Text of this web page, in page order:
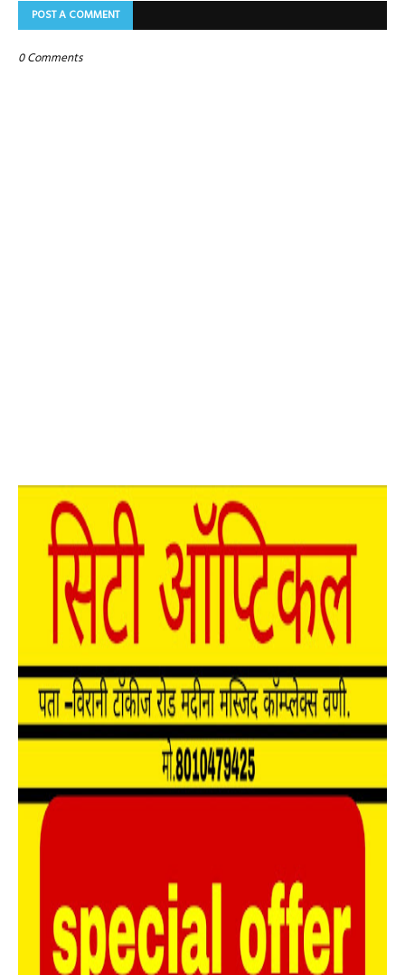
POST A COMMENT
0 Comments